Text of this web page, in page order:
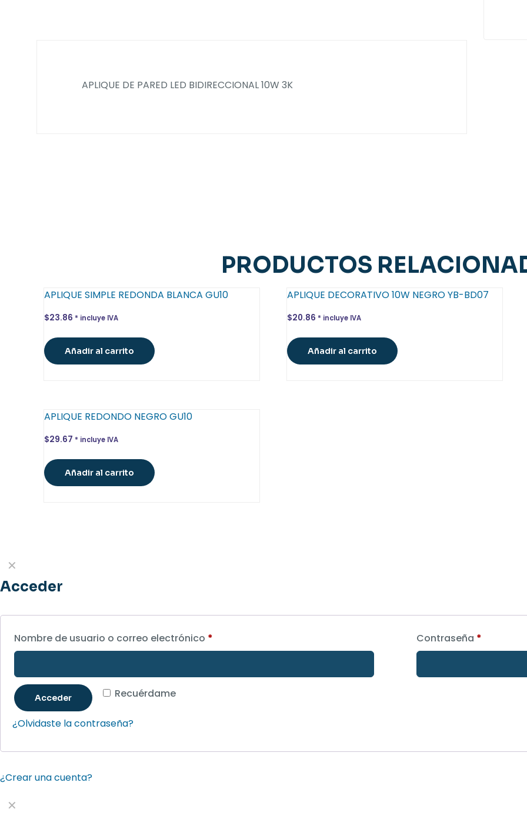
APLIQUE DE PARED LED BIDIRECCIONAL 10W 3K
PRODUCTOS
APLIQUE SIMPLE REDONDA BLANCA GU10
$23.86 * incluye IVA
Añadir al carrito
APLIQUE DECORATIVO 10W NEGRO YB-BD07
$20.86 * incluye IVA
Añadir al carrito
APLIQUE REDONDO NEGRO GU10
$29.67 * incluye IVA
Añadir al carrito
✕
Acceder
Nombre de usuario o correo electrónico * Contraseña *
Recuérdame
Acceder
¿Olvidaste la contraseña?
¿Crear una cuenta?
✕